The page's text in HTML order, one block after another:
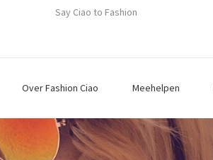
Say Ciao to Fashion
Over Fashion Ciao Meehelpen